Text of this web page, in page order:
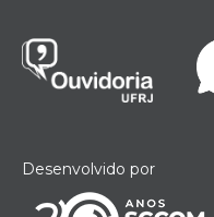
Desenvolvido por